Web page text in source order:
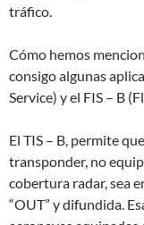
tráfico.
Cómo hemos
consigo algunas
Service) y el FIS – B
El TIS – B, permite
transponder, no
cobertura radar, sea
“OUT” y difundida.